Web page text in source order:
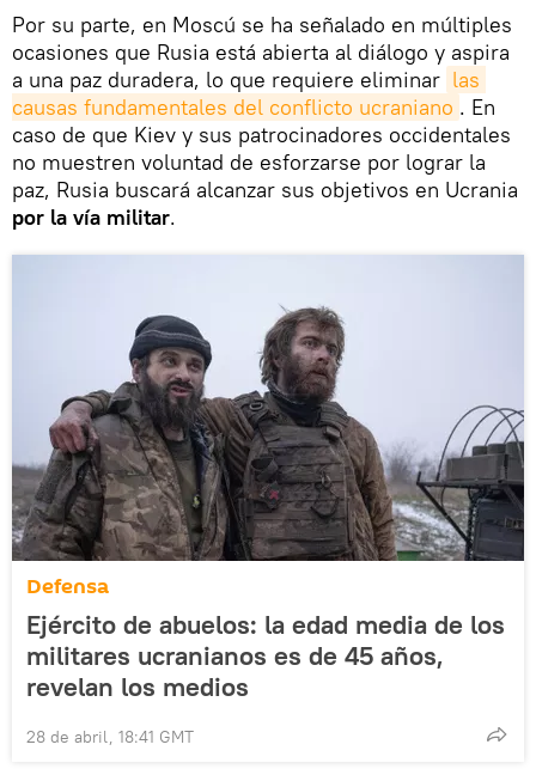
Por su parte, en Moscú se ha señalado en múltiples
ocasiones que Rusia está abierta al diálogo y aspira
a una paz duradera, lo que requiere eliminar las
causas fundamentales del conflicto ucraniano . En
caso de que Kiev y sus patrocinadores occidentales
no muestren voluntad de esforzarse por lograr la
paz, Rusia buscará alcanzar sus objetivos en Ucrania
por la vía militar.
Defensa
Ejército de abuelos: la edad media de los
militares ucranianos es de 45 años,
revelan los medios
28 de abril, 18:41 GMT